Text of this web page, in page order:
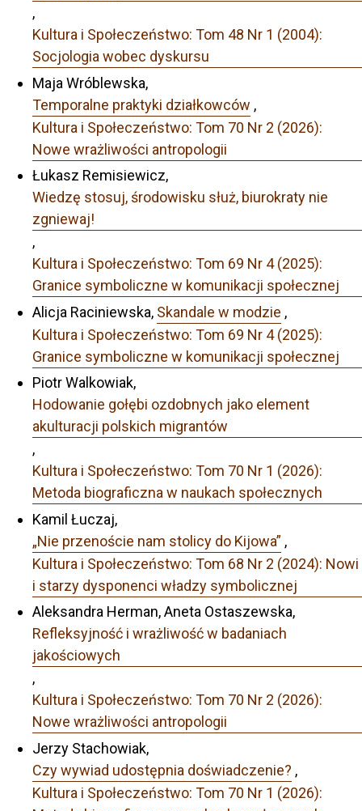
,
Kultura i Społeczeństwo: Tom 48 Nr 1 (2004):
Socjologia wobec dyskursu
Maja Wróblewska,
Temporalne praktyki działkowców ,
Kultura i Społeczeństwo: Tom 70 Nr 2 (2026):
Nowe wrażliwości antropologii
Łukasz Remisiewicz,
Wiedzę stosuj, środowisku służ, biurokraty nie
zgniewaj!
,
Kultura i Społeczeństwo: Tom 69 Nr 4 (2025):
Granice symboliczne w komunikacji społecznej
Alicja Raciniewska, Skandale w modzie ,
Kultura i Społeczeństwo: Tom 69 Nr 4 (2025):
Granice symboliczne w komunikacji społecznej
Piotr Walkowiak,
Hodowanie gołębi ozdobnych jako element
akulturacji polskich migrantów
,
Kultura i Społeczeństwo: Tom 70 Nr 1 (2026):
Metoda biograficzna w naukach społecznych
Kamil Łuczaj,
„Nie przenoście nam stolicy do Kijowa” ,
Kultura i Społeczeństwo: Tom 68 Nr 2 (2024): Nowi
i starzy dysponenci władzy symbolicznej
Aleksandra Herman, Aneta Ostaszewska,
Refleksyjność i wrażliwość w badaniach
jakościowych
,
Kultura i Społeczeństwo: Tom 70 Nr 2 (2026):
Nowe wrażliwości antropologii
Jerzy Stachowiak,
Czy wywiad udostępnia doświadczenie? ,
Kultura i Społeczeństwo: Tom 70 Nr 1 (2026):